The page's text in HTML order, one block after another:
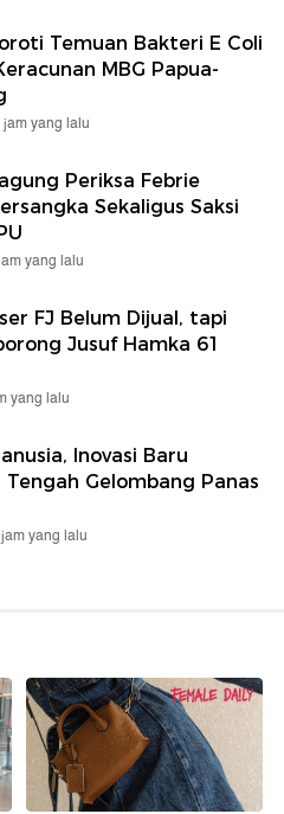
Temuan Bakteri E Coli
MBG Papua-
jam yang lalu
Periksa Febrie
Sekaligus Saksi
yang lalu
FJ Belum Dijual, tapi
Jusuf Hamka 61
yang lalu
Inovasi Baru
Gelombang Panas
yang lalu